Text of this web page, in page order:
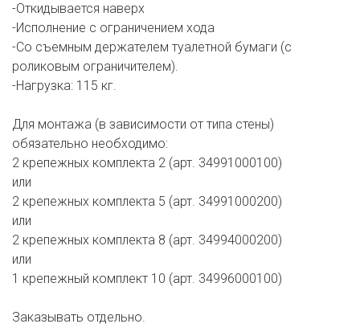
-Откидывается наверх
-Исполнение с ограничением хода
-Со съемным держателем туалетной бумаги (с
роликовым ограничителем).
-Нагрузка: 115 кг.
Для монтажа (в зависимости от типа стены)
обязательно необходимо:
2 крепежных комплекта 2 (арт. 34991000100)
или
2 крепежных комплекта 5 (арт. 34991000200)
или
2 крепежных комплекта 8 (арт. 34994000200)
или
1 крепежный комплект 10 (арт. 34996000100)
Заказывать отдельно.